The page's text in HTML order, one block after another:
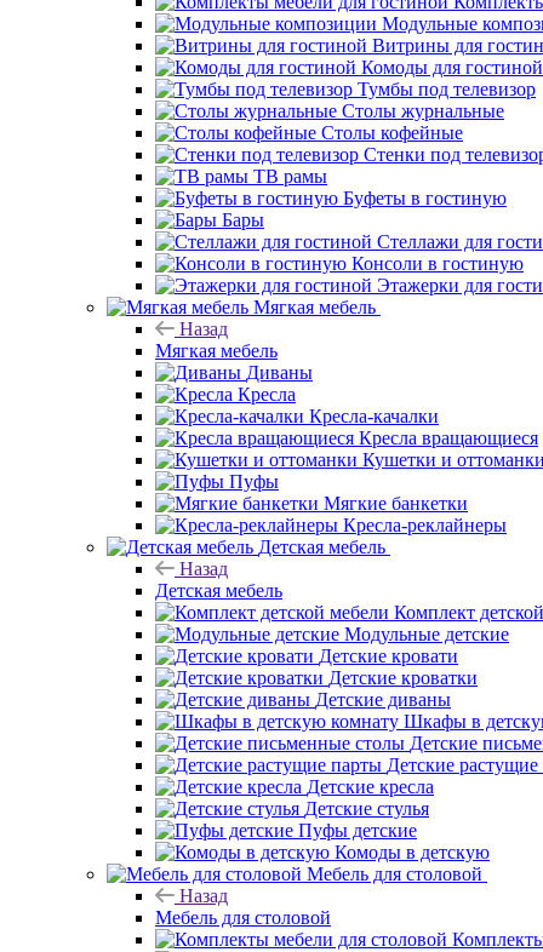
Модульные
Витрины для
Комоды для гостиной
Тумбы под телевизор
Столы журнальные
Столы кофейные
Стенки под
ТВ рамы
Буфеты в гостиную
Бары
Стеллажи для
Консоли в гостиную
Этажерки для
Мягкая мебель
Назад
Мягкая мебель
Диваны
Кресла
Кресла-качалки
Кресла вращающиеся
Кушетки и оттоманки
Пуфы
Мягкие банкетки
Кресла-реклайнеры
Детская мебель
Назад
Детская мебель
Комплект
Модульные детские
Детские кровати
Детские кроватки
Детские диваны
Шкафы в
Детские
Детские
Детские кресла
Детские стулья
Пуфы детские
Комоды в детскую
Мебель для столовой
Назад
Мебель для столовой